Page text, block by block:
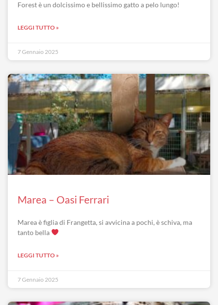
Forest è un dolcissimo e bellissimo gatto a pelo lungo!
LEGGI TUTTO »
7 Gennaio 2025
Marea – Oasi Ferrari
Marea è figlia di Frangetta, si avvicina a pochi, è schiva, ma
tanto bella
LEGGI TUTTO »
7 Gennaio 2025